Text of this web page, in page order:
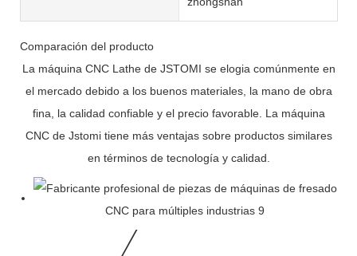
Comparación del producto
La máquina CNC Lathe de JSTOMI se elogia comúnmente en
el mercado debido a los buenos materiales, la mano de obra
fina, la calidad confiable y el precio favorable. La máquina
CNC de Jstomi tiene más ventajas sobre productos similares
en términos de tecnología y calidad.